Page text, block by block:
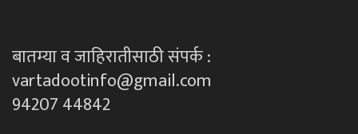
बातम्या व जाहिरातीसाठी संपर्क :
vartadootinfo@gmail.com
94207 44842